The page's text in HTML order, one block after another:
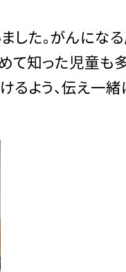
した。がんに
知った児童も
よう、伝え一